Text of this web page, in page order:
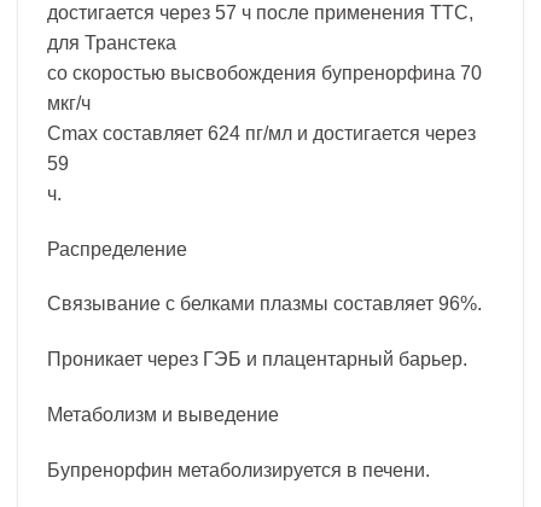
достигается через 57 ч после применения ТТС,
для Транстека
со скоростью высвобождения бупренорфина 70
мкг/ч
Cmax составляет 624 пг/мл и достигается через
59
ч.
Распределение
Связывание с белками плазмы составляет 96%.
Проникает через ГЭБ и плацентарный барьер.
Метаболизм и выведение
Бупренорфин метаболизируется в печени.